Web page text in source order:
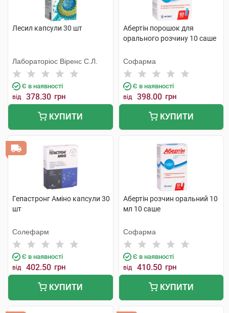
Лесил капсули 30 шт
Лабораторіос Віренс С.Л.
Є в наявності
від 378.30 грн
КУПИТИ
Абертін порошок для
орального розчину 10 саше
Софарма
Є в наявності
від 398.00 грн
КУПИТИ
Гепастронг Аміно капсули 30
шт
Солефарм
Є в наявності
від 402.50 грн
КУПИТИ
Абертін розчин оральний 10
мл 10 саше
Софарма
Є в наявності
від 410.50 грн
КУПИТИ